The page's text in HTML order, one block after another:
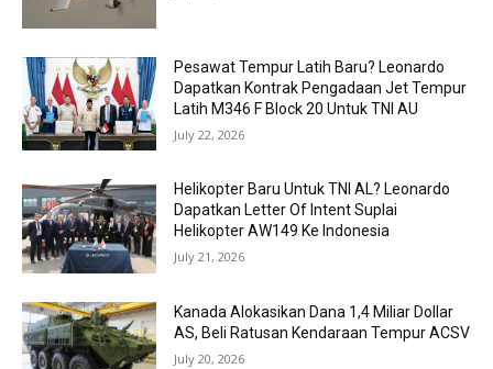
Pesawat Tempur Latih Baru? Leonardo
Dapatkan Kontrak Pengadaan Jet Tempur
Latih M346 F Block 20 Untuk TNI AU
July 22, 2026
Helikopter Baru Untuk TNI AL? Leonardo
Dapatkan Letter Of Intent Suplai
Helikopter AW149 Ke Indonesia
July 21, 2026
Kanada Alokasikan Dana 1,4 Miliar Dollar
AS, Beli Ratusan Kendaraan Tempur ACSV
July 20, 2026